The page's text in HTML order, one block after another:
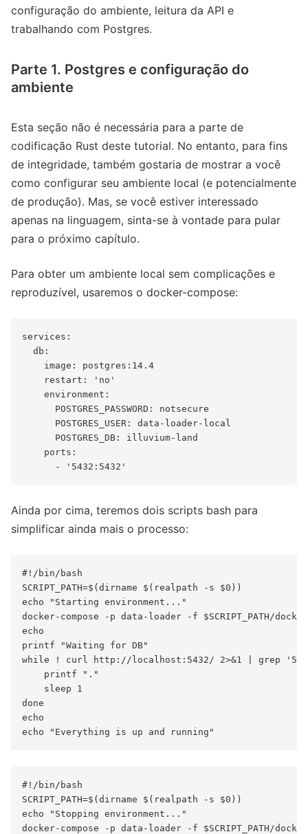
configuração do ambiente, leitura da API e
trabalhando com Postgres.
Parte 1. Postgres e configuração do
ambiente
Esta seção não é necessária para a parte de
codificação Rust deste tutorial. No entanto, para fins
de integridade, também gostaria de mostrar a você
como configurar seu ambiente local (e potencialmente
de produção). Mas, se você estiver interessado
apenas na linguagem, sinta-se à vontade para pular
para o próximo capítulo.
Para obter um ambiente local sem complicações e
reproduzível, usaremos o docker-compose:
services:
  db:
    image: postgres:14.4
    restart: 'no'
    environment:
      POSTGRES_PASSWORD: notsecure
      POSTGRES_USER: data-loader-local
      POSTGRES_DB: illuvium-land
    ports:
Ainda por cima, teremos dois scripts bash para
simplificar ainda mais o processo:
#!/bin/bash
SCRIPT_PATH=$(dirname $(realpath -s $0))
echo "Starting environment..."
docker-compose -p data-loader -f $SCRIPT_PATH/
echo
printf "Waiting for DB"
while ! curl http://localhost:5432/ 2>&1 | grep
    printf "."
    sleep 1
done
echo
#!/bin/bash
SCRIPT_PATH=$(dirname $(realpath -s $0))
echo "Stopping environment..."